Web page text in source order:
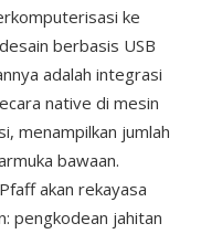
ke
berbasis USB
adalah integrasi
native di mesin
menampilkan jumlah
bawaan.
akan rekayasa
pengkodean jahitan